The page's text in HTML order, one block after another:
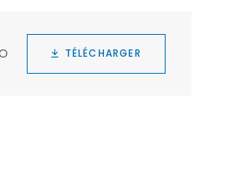
TÉLÉCHARGER